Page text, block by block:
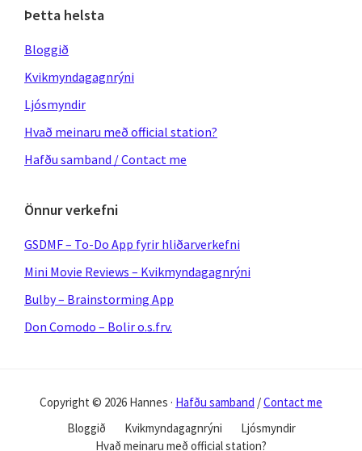
Þetta helsta
Bloggið
Kvikmyndagagnrýni
Ljósmyndir
Hvað meinaru með official station?
Hafðu samband / Contact me
Önnur verkefni
GSDMF – To-Do App fyrir hliðarverkefni
Mini Movie Reviews – Kvikmyndagagnrýni
Bulby – Brainstorming App
Don Comodo – Bolir o.s.frv.
Copyright © 2026 Hannes · Hafðu samband /Contact me
Bloggið
Kvikmyndagagnrýni
Ljósmyndir
Hvað meinaru með official station?